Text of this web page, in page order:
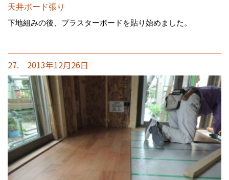
天井ボード張り
下地組みの後、プラスターボードを貼り始めました。
27. 2013年12月26日